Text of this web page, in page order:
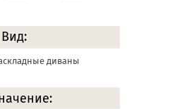
Вид:
диваны